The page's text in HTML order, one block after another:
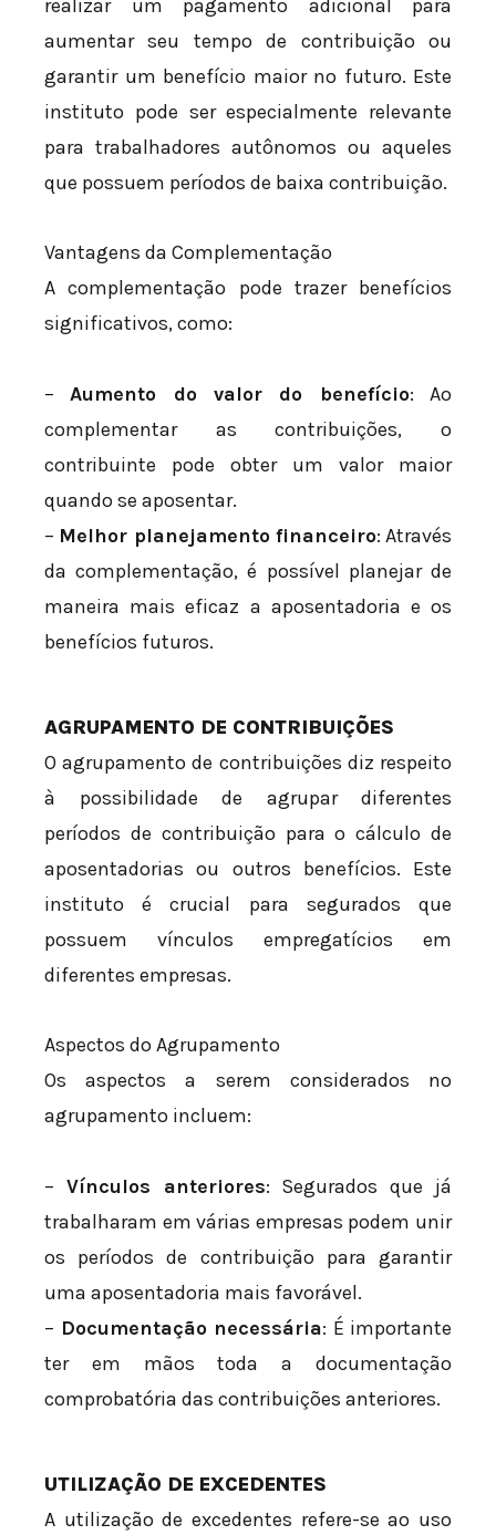
realizar um pagamento adicional para
aumentar seu tempo de contribuição ou
garantir um benefício maior no futuro. Este
instituto pode ser especialmente relevante
para trabalhadores autônomos ou aqueles
que possuem períodos de baixa contribuição.
Vantagens da Complementação
A complementação pode trazer benefícios
significativos, como:
–Aumento do valor do benefício: Ao
complementar as contribuições, o
contribuinte pode obter um valor maior
quando se aposentar.
– Melhor planejamento financeiro: Através
da complementação, é possível planejar de
maneira mais eficaz a aposentadoria e os
benefícios futuros.
AGRUPAMENTO DE CONTRIBUIÇÕES
O agrupamento de contribuições diz respeito
à possibilidade de agrupar diferentes
períodos de contribuição para o cálculo de
aposentadorias ou outros benefícios. Este
instituto é crucial para segurados que
possuem vínculos empregatícios em
diferentes empresas.
Aspectos do Agrupamento
Os aspectos a serem considerados no
agrupamento incluem:
– Vínculos anteriores: Segurados que já
trabalharam em várias empresas podem unir
os períodos de contribuição para garantir
uma aposentadoria mais favorável.
– Documentação necessária: É importante
ter em mãos toda a documentação
comprobatória das contribuições anteriores.
UTILIZAÇÃO DE EXCEDENTES
A utilização de excedentes refere-se ao uso